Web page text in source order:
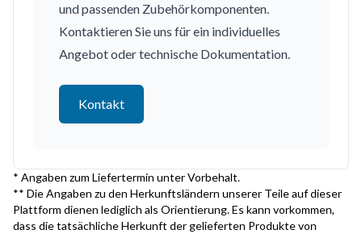
und passenden Zubehörkomponenten.
Kontaktieren Sie uns für ein individuelles
Angebot oder technische Dokumentation.
Kontakt
* Angaben zum Liefertermin unter Vorbehalt.
** Die Angaben zu den Herkunftsländern unserer Teile auf dieser
Plattform dienen lediglich als Orientierung. Es kann vorkommen,
dass die tatsächliche Herkunft der gelieferten Produkte von